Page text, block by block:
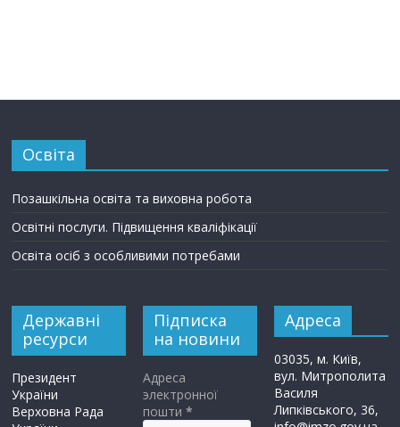
Освіта
Позашкільна освіта та виховна робота
Освітні послуги. Підвищення кваліфікації
Освіта осіб з особливими потребами
Державні
ресурси
Президент
України
Верховна Рада
Підписка
на новини
Адреса
электронної
пошти*
Адреса
03035, м. Київ,
вул. Митрополита
Василя
Липківського, 36,